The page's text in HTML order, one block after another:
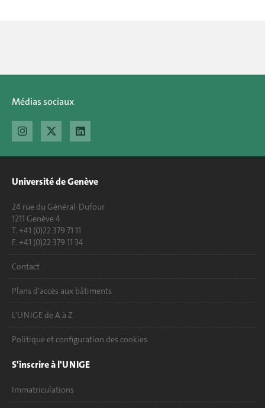
Médias sociaux
Université de Genève
24 rue du Général-Dufour
1211 Genève 4
T. +41 (0)22 379 71 11
F. +41 (0)22 379 11 34
Contact
Plans d'accès aux bâtiments
L'UNIGE de A à Z
Politique et configuration des cookies
S'inscrire à l'UNIGE
Immatriculations